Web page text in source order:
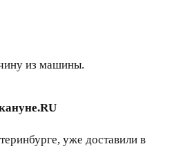
из машины.
уже доставили в